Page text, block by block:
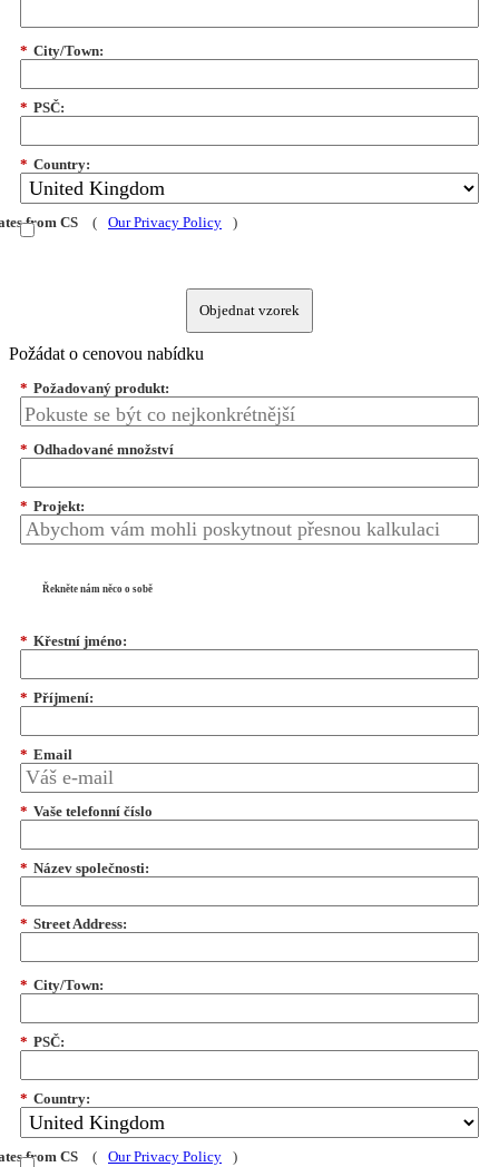
* City/Town:
* PSČ:
* Country:
from CS ( Our Privacy Policy )
Objednat vzorek
Požádat o cenovou nabídku
* Požadovaný produkt:
* Odhadované množství
* Projekt:
Řekněte nám něco o sobě
* Křestní jméno:
* Příjmení:
* Email
* Vaše telefonní číslo
* Název společnosti:
* Street Address:
* City/Town:
* PSČ:
* Country:
from CS ( Our Privacy Policy )